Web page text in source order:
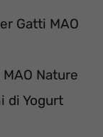
Gatti MAO
Nature
di Yogurt